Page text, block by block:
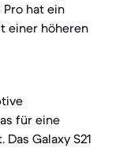
Pro hat ein
einer höheren
für eine
Galaxy S21